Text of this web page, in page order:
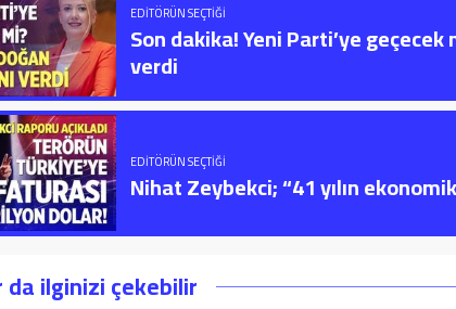
EDITÖRÜN SEÇTIĞI
Son dakika! Yeni Parti’ye geçecek
verdi
EDITÖRÜN SEÇTIĞI
Nihat Zeybekci; “41 yılın
da ilginizi çekebilir